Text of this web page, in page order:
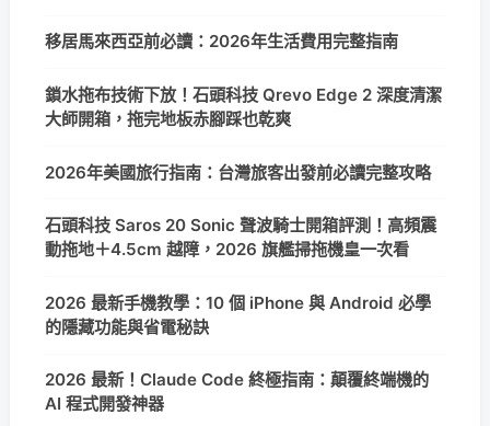
移居馬來西亞前必讀：2026年生活費用完整指南
鎖水拖布技術下放！石頭科技 Qrevo Edge 2 深度清潔
大師開箱，拖完地板赤腳踩也乾爽
2026年美國旅行指南：台灣旅客出發前必讀完整攻略
石頭科技 Saros 20 Sonic 聲波騎士開箱評測！高頻震
動拖地＋4.5cm 越障，2026 旗艦掃拖機皇一次看
2026 最新手機教學：10 個 iPhone 與 Android 必學
的隱藏功能與省電秘訣
2026 最新！Claude Code 終極指南：顛覆終端機的
AI 程式開發神器